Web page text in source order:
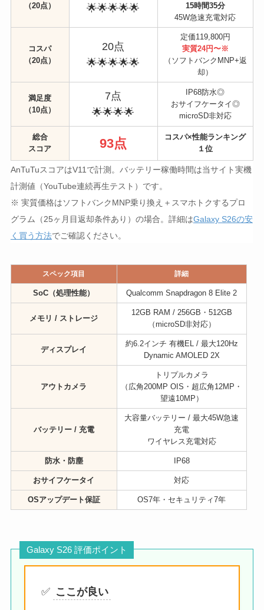
（20点）
🌟🌟🌟🌟🌟
15時間35分
45W急速充電対応
コスパ
（20点）
20点
🌟🌟🌟🌟🌟
定価119,800円
実質24円〜※
（ソフトバンクMNP+返
却）
満足度
（10点）
7点
🌟🌟🌟🌟
IP68防水◎
おサイフケータイ◎
microSD非対応
総合
スコア
93点
コスパ×性能ランキング
１位
AnTuTuスコアはV11で計測。バッテリー稼働時間は当サイト実機
計測値（YouTube連続再生テスト）です。
※ 実質価格はソフトバンクMNP乗り換え＋スマホトクするプロ
グラム（25ヶ月目返却条件あり）の場合。詳細はGalaxy S26の安
く買う方法でご確認ください。
スペック項目 詳細
SoC（処理性能） Qualcomm Snapdragon 8 Elite 2
メモリ / ストレージ
12GB RAM / 256GB・512GB
（microSD非対応）
ディスプレイ
約6.2インチ 有機EL / 最大120Hz
Dynamic AMOLED 2X
アウトカメラ
トリプルカメラ
（広角200MP OIS・超広角12MP・
望遠10MP）
バッテリー / 充電
大容量バッテリー / 最大45W急速
充電
ワイヤレス充電対応
防水・防塵 IP68
おサイフケータイ 対応
OSアップデート保証 OS7年・セキュリティ7年
Galaxy S26 評価ポイント
✅ ここが良い